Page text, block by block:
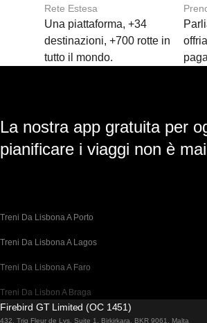
Rete Estesa
Una piattaforma, +34
destinazioni, +700 rotte in
tutto il mondo.
La nostra app gratuita per
pianificare i viaggi non è
Treni Da Lisbona A Porto
Treni Da Lisbona A Lagos
Treni Da Lisbona A Faro
Treni Da Lisbon A Braga
Treni Da Barcellona A Madrid
Firebird GT Limited (OC 1451)
432, Triq Fleur de Lys, Suite 1, Birkirkara, BKR 9061, Malta